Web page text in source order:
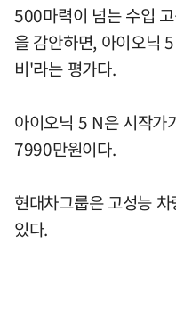
500마력이 넘는 수입
을 감안하면, 아이오닉
비'라는 평가다.
아이오닉 5 N은 시작
7990만원이다.
현대차그룹은 고성능
있다.